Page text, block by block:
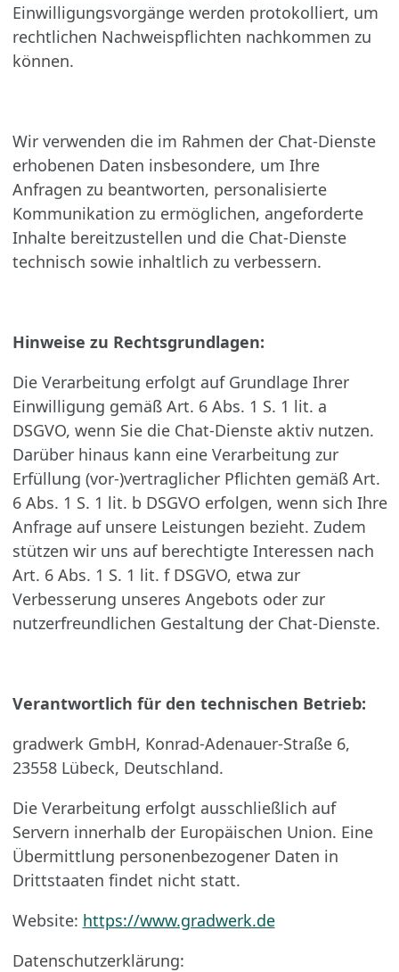
Einwilligungsvorgänge werden protokolliert, um
rechtlichen Nachweispflichten nachkommen zu
können.
Wir verwenden die im Rahmen der Chat-Dienste
erhobenen Daten insbesondere, um Ihre
Anfragen zu beantworten, personalisierte
Kommunikation zu ermöglichen, angeforderte
Inhalte bereitzustellen und die Chat-Dienste
technisch sowie inhaltlich zu verbessern.
Hinweise zu Rechtsgrundlagen:
Die Verarbeitung erfolgt auf Grundlage Ihrer
Einwilligung gemäß Art. 6 Abs. 1 S. 1 lit. a
DSGVO, wenn Sie die Chat-Dienste aktiv nutzen.
Darüber hinaus kann eine Verarbeitung zur
Erfüllung (vor-)vertraglicher Pflichten gemäß Art.
6 Abs. 1 S. 1 lit. b DSGVO erfolgen, wenn sich Ihre
Anfrage auf unsere Leistungen bezieht. Zudem
stützen wir uns auf berechtigte Interessen nach
Art. 6 Abs. 1 S. 1 lit. f DSGVO, etwa zur
Verbesserung unseres Angebots oder zur
nutzerfreundlichen Gestaltung der Chat-Dienste.
Verantwortlich für den technischen Betrieb:
gradwerk GmbH, Konrad-Adenauer-Straße 6,
23558 Lübeck, Deutschland.
Die Verarbeitung erfolgt ausschließlich auf
Servern innerhalb der Europäischen Union. Eine
Übermittlung personenbezogener Daten in
Drittstaaten findet nicht statt.
Website: https://www.gradwerk.de
Datenschutzerklärung: